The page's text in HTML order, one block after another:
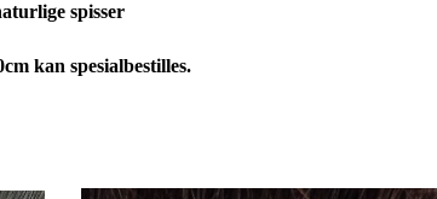
spisser
kan spesialbestilles.